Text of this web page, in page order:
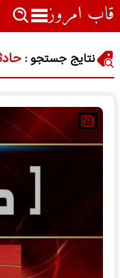
نتایج جستجو :